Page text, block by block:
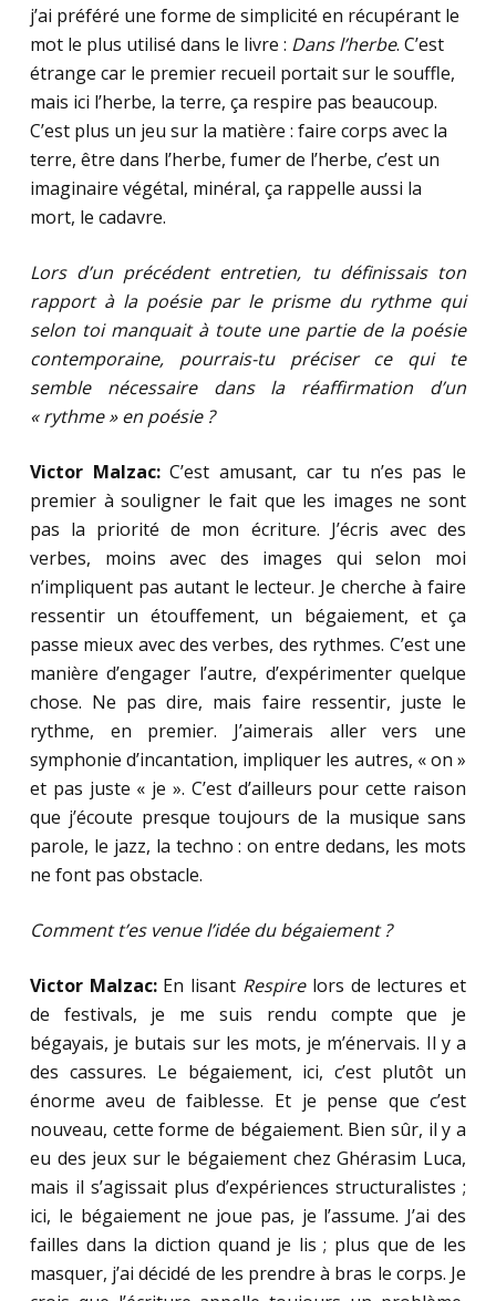
j’ai préféré une forme de simplicité en récupérant le
mot le plus utilisé dans le livre : Dans l’herbe. C’est
étrange car le premier recueil portait sur le souffle,
mais ici l’herbe, la terre, ça respire pas beaucoup.
C’est plus un jeu sur la matière : faire corps avec la
terre, être dans l’herbe, fumer de l’herbe, c’est un
imaginaire végétal, minéral, ça rappelle aussi la
mort, le cadavre.
Lors d’un précédent entretien, tu définissais ton
rapport à la poésie par le prisme du rythme qui
selon toi manquait à toute une partie de la poésie
contemporaine, pourrais-tu préciser ce qui te
semble nécessaire dans la réaffirmation d’un
« rythme » en poésie ?
Victor Malzac:C’est amusant, car tu n’es pas le
premier à souligner le fait que les images ne sont
pas la priorité de mon écriture. J’écris avec des
verbes, moins avec des images qui selon moi
n’impliquent pas autant le lecteur. Je cherche à faire
ressentir un étouffement, un bégaiement, et ça
passe mieux avec des verbes, des rythmes. C’est une
manière d’engager l’autre, d’expérimenter quelque
chose. Ne pas dire, mais faire ressentir, juste le
rythme, en premier. J’aimerais aller vers une
symphonie d’incantation, impliquer les autres, « on »
et pas juste « je ». C’est d’ailleurs pour cette raison
que j’écoute presque toujours de la musique sans
parole, le jazz, la techno : on entre dedans, les mots
ne font pas obstacle.
Comment t’es venue l’idée du bégaiement ?
Victor Malzac:En lisant Respire lors de lectures et
de festivals, je me suis rendu compte que je
bégayais, je butais sur les mots, je m’énervais. Il y a
des cassures. Le bégaiement, ici, c’est plutôt un
énorme aveu de faiblesse. Et je pense que c’est
nouveau, cette forme de bégaiement. Bien sûr, il y a
eu des jeux sur le bégaiement chez Ghérasim Luca,
mais il s’agissait plus d’expériences structuralistes ;
ici, le bégaiement ne joue pas, je l’assume. J’ai des
failles dans la diction quand je lis ; plus que de les
masquer, j’ai décidé de les prendre à bras le corps. Je